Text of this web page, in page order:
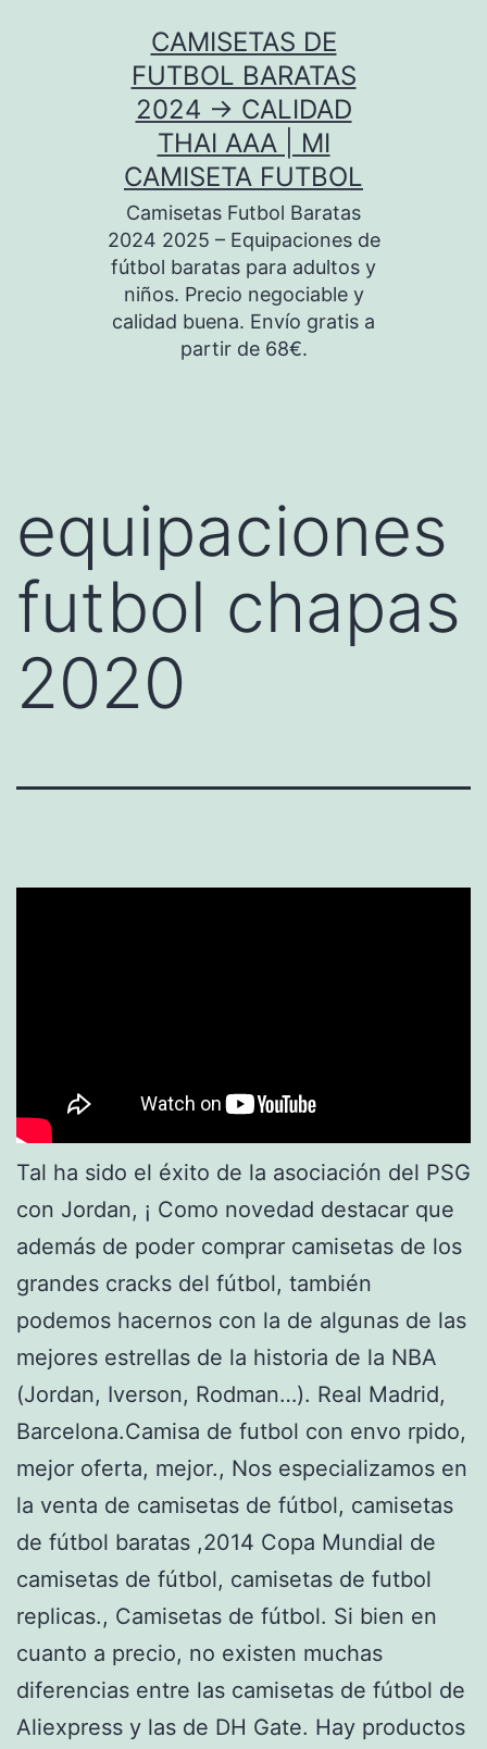
CAMISETAS DE
FUTBOL BARATAS
2024 → CALIDAD
THAI AAA | MI
CAMISETA FUTBOL
Camisetas Futbol Baratas
2024 2025 – Equipaciones de
fútbol baratas para adultos y
niños. Precio negociable y
calidad buena. Envío gratis a
partir de 68€.
equipaciones
futbol chapas
2020
Tal ha sido el éxito de la asociación del PSG
con Jordan, ¡ Como novedad destacar que
además de poder comprar camisetas de los
grandes cracks del fútbol, también
podemos hacernos con la de algunas de las
mejores estrellas de la historia de la NBA
(Jordan, Iverson, Rodman…). Real Madrid,
Barcelona.Camisa de futbol con envo rpido,
mejor oferta, mejor., Nos especializamos en
la venta de camisetas de fútbol, camisetas
de fútbol baratas ,2014 Copa Mundial de
camisetas de fútbol, camisetas de futbol
replicas., Camisetas de fútbol. Si bien en
cuanto a precio, no existen muchas
diferencias entre las camisetas de fútbol de
Aliexpress y las de DH Gate. Hay productos